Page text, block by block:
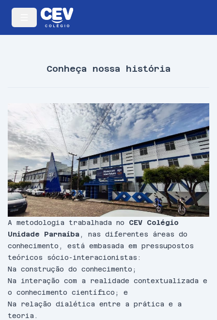
Conheça nossa história
A metodologia trabalhada no CEV Colégio
Unidade Parnaíba , nas diferentes áreas do
conhecimento, está embasada em pressupostos
teóricos sócio-interacionistas:
Na construção do conhecimento;
Na interação com a realidade contextualizada e
o conhecimento científico; e
Na relação dialética entre a prática e a
teoria.